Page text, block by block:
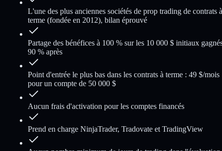
L'une des plus anciennes sociétés de prop trading de contrats à
terme (fondée en 2012), bilan éprouvé
Partage des bénéfices à 100 % sur les 10 000 $ initiaux
90 % après
Point d'entrée le plus bas dans les contrats à terme : 49 $/mois
pour un compte de 50 000 $
Aucun frais d'activation pour les comptes financés
Prend en charge NinjaTrader, Tradovate et TradingView